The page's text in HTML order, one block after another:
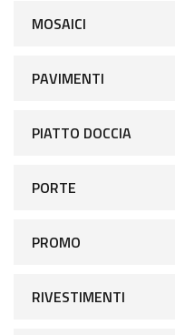
MOSAICI
PAVIMENTI
PIATTO DOCCIA
PORTE
PROMO
RIVESTIMENTI